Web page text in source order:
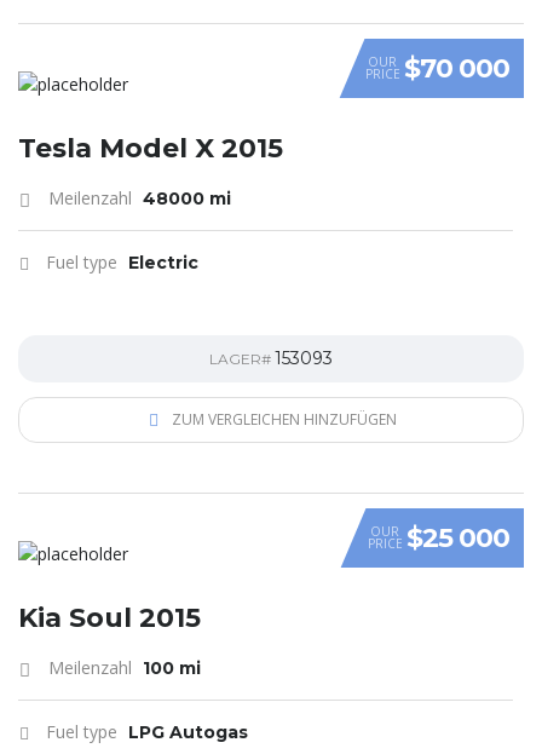
OUR
PRICE $70 000
Tesla Model X 2015
Meilenzahl 48000 mi
Fuel type Electric
LAGER# 153093
ZUM VERGLEICHEN HINZUFÜGEN
VIDEO
OUR
PRICE $25 000
Kia Soul 2015
Meilenzahl 100 mi
Fuel type LPG Autogas